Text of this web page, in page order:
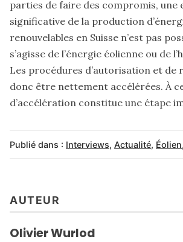
parties de faire des compromis, une
significative de la production
renouvelables en Suisse n’est pas
s’agisse de l’énergie éolienne ou de
Les procédures d’autorisation et de
donc être nettement accélérées. À
d’accélération constitue une étape
Publié dans : Interviews, Actualité, Éolien,
AUTEUR
Olivier Wurlod